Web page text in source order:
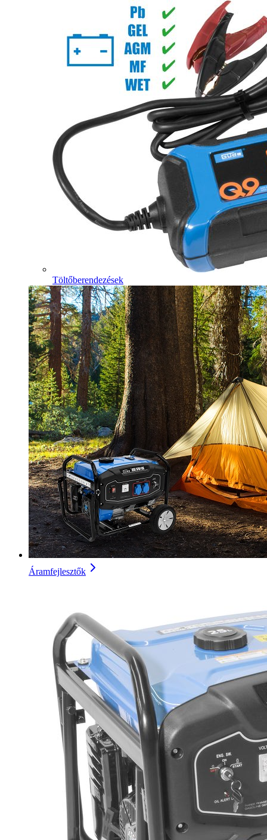
Töltőberendezések
Áramfejlesztők